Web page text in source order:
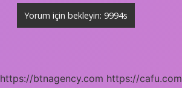
https://btnagency.com https://